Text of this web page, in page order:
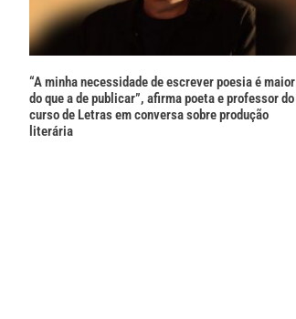
“A minha necessidade de escrever poesia é maior
do que a de publicar”, afirma poeta e professor do
curso de Letras em conversa sobre produção
literária